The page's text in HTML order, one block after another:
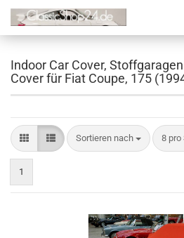
Indoor Car Cover,
Cover für Fiat Coupe, 175
Sortieren nach 8 pro
1